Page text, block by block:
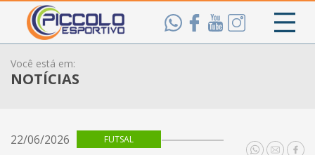
Você está em:
NOTÍCIAS
22/06/2026 FUTSAL